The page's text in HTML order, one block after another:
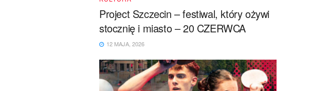
Project Szczecin – festiwal, który ożywi
stocznię i miasto – 20 CZERWCA
12 MAJA, 2026